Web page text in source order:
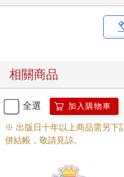
相關商品
全選 加入購物車
※ 出版日十年以上商品需另下
併結帳，敬請見諒。